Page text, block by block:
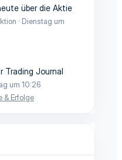
über die Aktie
Dienstag um
Trading Journal
um 10:26
& Erfolge